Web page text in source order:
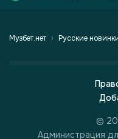
Музбет.нет Русские
©
Администрация